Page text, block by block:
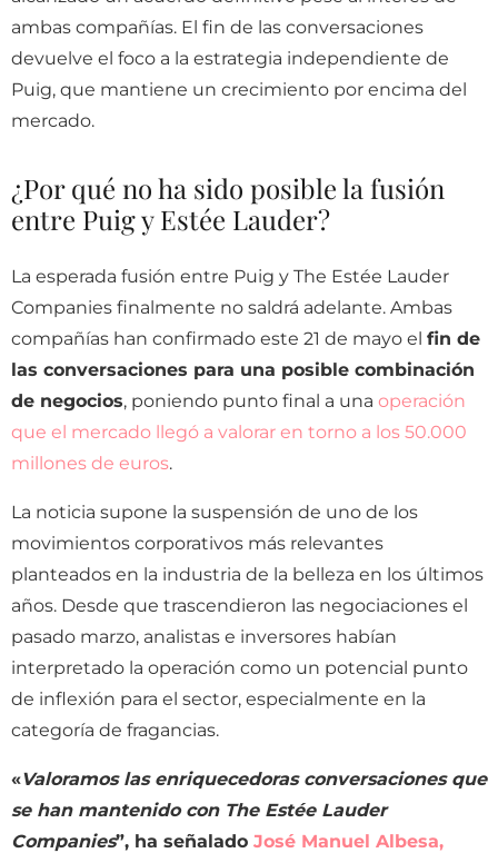
ambas compañías. El fin de las conversaciones
devuelve el foco a la estrategia independiente de
Puig, que mantiene un crecimiento por encima del
mercado.
¿Por qué no ha sido posible la fusión
entre Puig y Estée Lauder?
La esperada fusión entre Puig y The Estée Lauder
Companies finalmente no saldrá adelante. Ambas
compañías han confirmado este 21 de mayo el fin de
las conversaciones para una posible combinación
de negocios, poniendo punto final a una operación
que el mercado llegó a valorar en torno a los 50.000
millones de euros.
La noticia supone la suspensión de uno de los
movimientos corporativos más relevantes
planteados en la industria de la belleza en los últimos
años. Desde que trascendieron las negociaciones el
pasado marzo, analistas e inversores habían
interpretado la operación como un potencial punto
de inflexión para el sector, especialmente en la
categoría de fragancias.
«Valoramos las enriquecedoras conversaciones que
se han mantenido con The Estée Lauder
Companies”, ha señalado José Manuel Albesa,